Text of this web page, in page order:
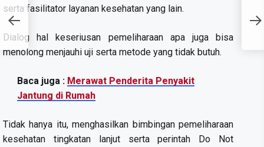
serta fasilitator layanan kesehatan yang lain.
Dialog hal keseriusan pemeliharaan apa juga bisa
menolong menjauhi uji serta metode yang tidak butuh.
Baca juga : Merawat Penderita Penyakit
Jantung di Rumah
Tidak hanya itu, menghasilkan bimbingan pemeliharaan
kesehatan tingkatan lanjut serta perintah Do Not